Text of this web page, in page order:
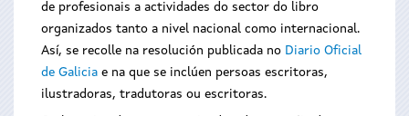
de profesionais a actividades do sector do libro
organizados tanto a nivel nacional como internacional.
Así, se recolle na resolución publicada no Diario Oficial
de Galicia e na que se inclúen persoas escritoras,
ilustradoras, tradutoras ou escritoras.